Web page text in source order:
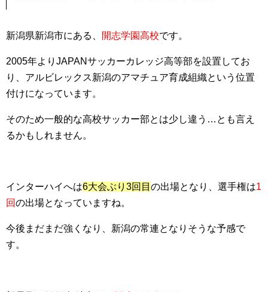
新潟県新潟市にある、 開志学園高校です。
2005年よりJAPANサッカーカレッジ高等部を設置してお
り、アルビレックス新潟のアマチュア育成組織という位置
付けになっています。
そのため一般的な高校サッカー部とは少し違う…とも言え
るかもしれません。
インターハイへは6大会ぶり3回目 の出場となり、選手権は1
回の出場となっていますね。
今後まだまだ強くなり、新潟の常連となりそうな予感で
す。